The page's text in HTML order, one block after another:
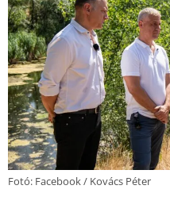
Fotó: Facebook / Kovács Péter